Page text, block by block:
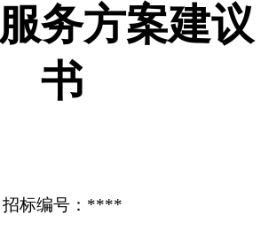
务方案建议
书
招标编号：****